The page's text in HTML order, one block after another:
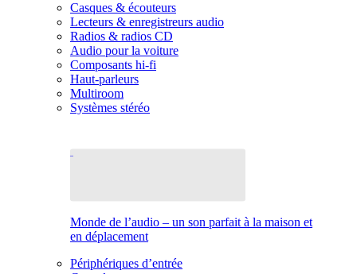
Casques & écouteurs
Lecteurs & enregistreurs audio
Radios & radios CD
Audio pour la voiture
Composants hi-fi
Haut-parleurs
Multiroom
Systèmes stéréo
Monde de l’audio – un son parfait à la maison et
en déplacement
Périphériques d’entrée